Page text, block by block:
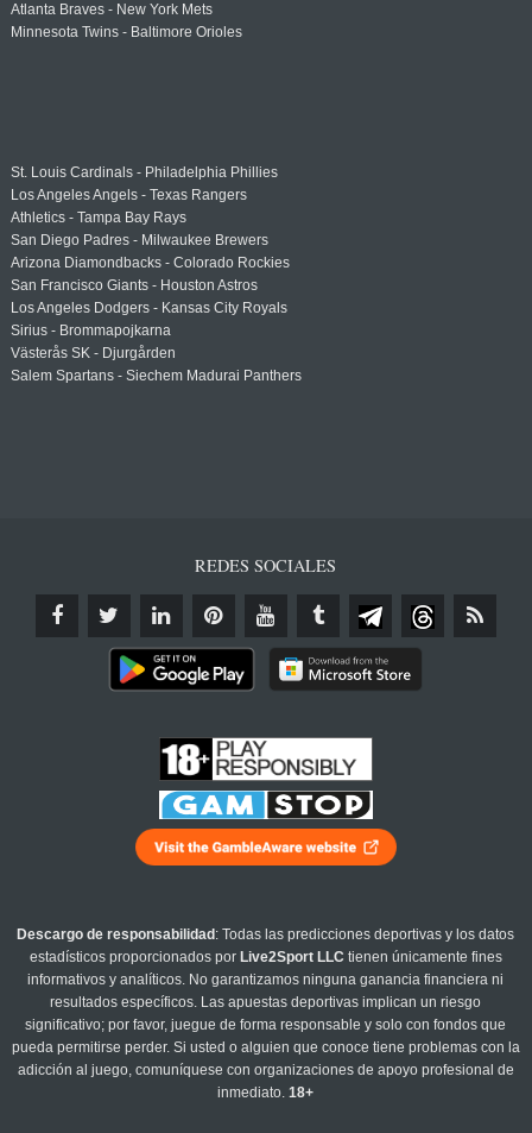
Atlanta Braves - New York Mets
Minnesota Twins - Baltimore Orioles
St. Louis Cardinals - Philadelphia Phillies
Los Angeles Angels - Texas Rangers
Athletics - Tampa Bay Rays
San Diego Padres - Milwaukee Brewers
Arizona Diamondbacks - Colorado Rockies
San Francisco Giants - Houston Astros
Los Angeles Dodgers - Kansas City Royals
Sirius - Brommapojkarna
Västerås SK - Djurgården
Salem Spartans - Siechem Madurai Panthers
REDES SOCIALES
Descargo de responsabilidad : Todas las predicciones deportivas y los datos
estadísticos proporcionados por Live2Sport LLC tienen únicamente fines
informativos y analíticos. No garantizamos ninguna ganancia financiera ni
resultados específicos. Las apuestas deportivas implican un riesgo
significativo; por favor, juegue de forma responsable y solo con fondos que
pueda permitirse perder. Si usted o alguien que conoce tiene problemas con la
adicción al juego, comuníquese con organizaciones de apoyo profesional de
inmediato.18+